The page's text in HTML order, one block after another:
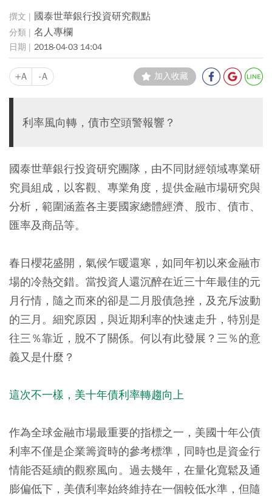
國泰世華銀行投資研究觀點
名人專欄
2018-04-03 14:04
+A -A 加入收藏
利率風向轉，債市空頭警報響？
國泰世華銀行投資研究團隊，由不同財經領域專業研
究員組成，以客觀、專業角度，提供金融市場研究與
分析，範圍涵蓋各主要國家總體經濟、股市、債市、
匯率及商品等。
春日櫻花盛開，氣候乍暖還寒，如同年初以來金融市
場的冷熱交錯。當投資人還沉醉在近三十年最佳的元
月行情，隨之而來的卻是二月股債急挫，及充斥波動
的三月。細究原因，與近期利率的快速走升，特別是
往三％靠近，脫不了關係。何以有此發展？三％的意
義又是什麼？
這次不一樣，美十年債利率轉趨向上
作為全球金融市場最重要的指標之一，美國十年公債
利率不僅是企業籌資時的參考標準，同時也是資金行
情能否延續的觀察風向。過去幾年，在量化寬鬆及通
膨偏低下，美債利率始終維持在一個較低水準，但隨